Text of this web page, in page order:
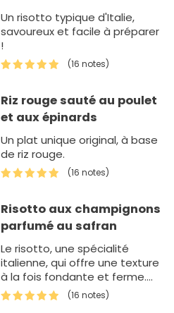
Un risotto typique d'Italie,
savoureux et facile à préparer
!
(16 notes)
Riz rouge sauté au poulet
et aux épinards
Un plat unique original, à base
de riz rouge.
(16 notes)
Risotto aux champignons
parfumé au safran
Le risotto, une spécialité
italienne, qui offre une texture
à la fois fondante et ferme.
Avec son côté crémeux, le
risotto…
(16 notes)